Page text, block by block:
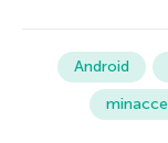
Android
minacce